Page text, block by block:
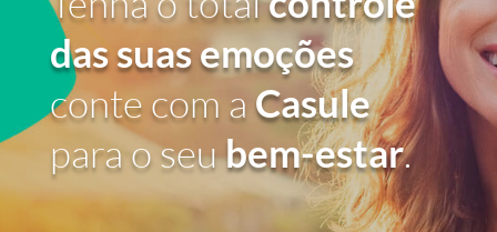
das suas emoções
conte com a Casule
para o seubem-estar.